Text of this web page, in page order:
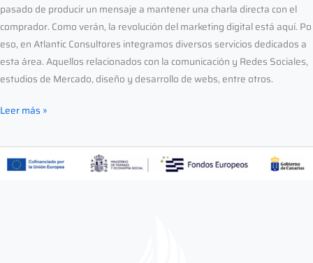
pasado de producir un mensaje a mantener una charla directa con el
comprador. Como verán, la revolución del marketing digital está aquí. Po
eso, en Atlantic Consultores integramos diversos servicios dedicados a
esta área. Aquellos relacionados con la comunicación y Redes Sociales,
estudios de Mercado, diseño y desarrollo de webs, entre otros.
Leer más »